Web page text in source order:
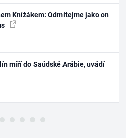
Knížákem: Odmítejme jako on
míří do Saúdské Arábie, uvádí